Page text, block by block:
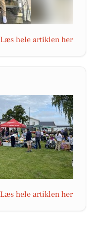
Læs hele artiklen her
Læs hele artiklen her